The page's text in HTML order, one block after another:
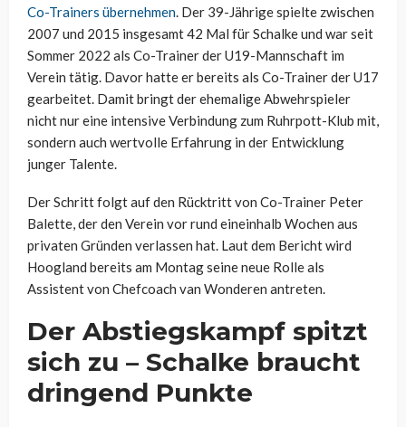
Co-Trainers übernehmen. Der 39-Jährige spielte zwischen
2007 und 2015 insgesamt 42 Mal für Schalke und war seit
Sommer 2022 als Co-Trainer der U19-Mannschaft im
Verein tätig. Davor hatte er bereits als Co-Trainer der U17
gearbeitet. Damit bringt der ehemalige Abwehrspieler
nicht nur eine intensive Verbindung zum Ruhrpott-Klub mit,
sondern auch wertvolle Erfahrung in der Entwicklung
junger Talente.
Der Schritt folgt auf den Rücktritt von Co-Trainer Peter
Balette, der den Verein vor rund eineinhalb Wochen aus
privaten Gründen verlassen hat. Laut dem Bericht wird
Hoogland bereits am Montag seine neue Rolle als
Assistent von Chefcoach van Wonderen antreten.
Der Abstiegskampf spitzt
sich zu – Schalke braucht
dringend Punkte